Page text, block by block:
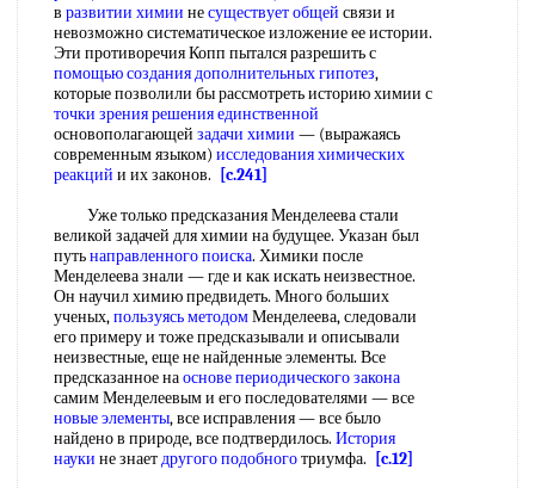
в развитии химии несуществует общей связи и
невозможно систематическое изложение ее истории.
Эти противоречия Копп пытался разрешить с
помощью созданиядополнительных гипотез,
которые позволили бы рассмотреть историю химии с
точки зрениярешения единственной
основополагающей задачи химии — (выражаясь
современным языком) исследования химических
реакций и их законов.
[c.241]
Уже только предсказания Менделеева стали
великой задачей для химии на будущее. Указан был
путьнаправленного поиска. Химики после
Менделеева знали — где и как искать неизвестное.
Он научил химию предвидеть. Много больших
ученых,пользуясь методомМенделеева, следовали
его примеру и тоже предсказывали и описывали
неизвестные, еще не найденные элементы. Все
предсказанное наоснове периодического закона
самим Менделеевым и его последователями — все
новые элементы, все исправления — все было
найдено в природе, все подтвердилось. История
науки не знаетдругого подобноготриумфа.
[c.12]